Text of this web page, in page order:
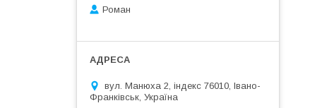
Роман
вул. Манюха 2, індекс 76010, Івано-
Франківськ, Україна